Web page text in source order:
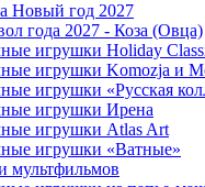
Новый год 2027
года 2027 - Коза (Овца)
игрушки Holiday
игрушки Komozja и
игрушки «Русская
игрушки Ирена
игрушки Atlas Art
игрушки «Ватные»
мультфильмов